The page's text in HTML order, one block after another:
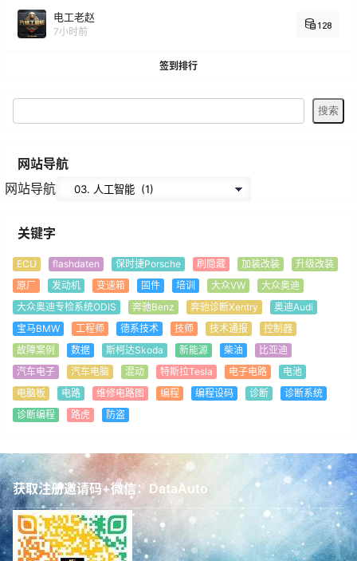
电工老赵
7小时前
128
签到排行
网站导航
网站导航
关键字
ECU flashdaten 保时捷Porsche 刷隐藏 加装改装
升级改装
原厂
发动机 变速箱 固件 培训 大众VW
大众奥迪
大众奥迪专检系统ODIS
奔驰Benz 奔驰诊断Xentry
奥迪Audi
宝马BMW
工程师 德系技术 技师 技术通报
控制器
故障案例
数据 斯柯达Skoda 新能源 柴油
比亚迪
汽车电子
汽车电脑 混动 特斯拉Tesla 电子电路
电池
电脑板
电路 维修电路图 编程 编程设码 诊断
诊断系统
诊断编程
路虎 防盗
获取注册邀请码+微信：DataAuto